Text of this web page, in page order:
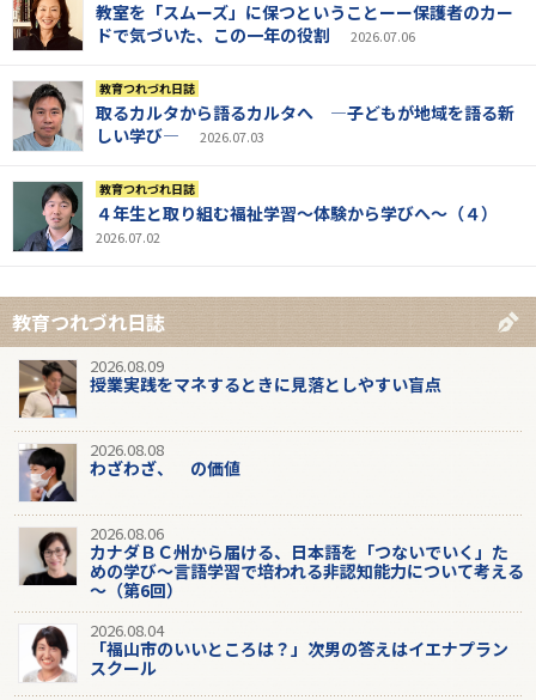
教室を「スムーズ」に保つということーー保護者のカー
ドで気づいた、この一年の役割
2026.07.06
教育つれづれ日誌
取るカルタから語るカルタへ ―子どもが地域を語る新
しい学び―
2026.07.03
教育つれづれ日誌
４年生と取り組む福祉学習～体験から学びへ～（４）
2026.07.02
教育つれづれ日誌
2026.08.09
授業実践をマネするときに見落としやすい盲点
2026.08.08
わざわざ、 の価値
2026.08.06
カナダＢＣ州から届ける、日本語を「つないでいく」た
めの学び～言語学習で培われる非認知能力について考える
～（第6回）
2026.08.04
「福山市のいいところは？」次男の答えはイエナプラン
スクール